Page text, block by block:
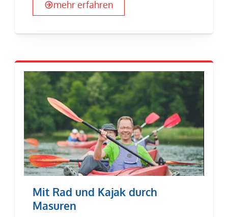
mehr erfahren
Mit Rad und Kajak durch
Masuren